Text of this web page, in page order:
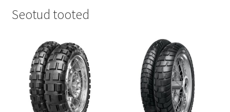
Seotud tooted